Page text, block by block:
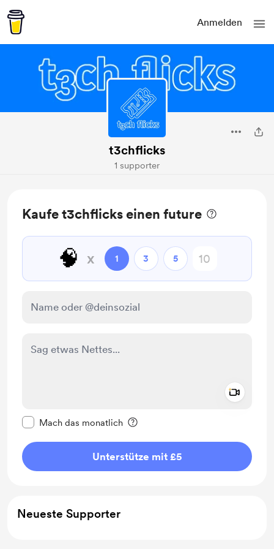
Anmelden
t3chflicks
1 supporter
Kaufe t3chflicks einen future
🧠 x 1 3 5
Mach das monatlich
Unterstütze mit £5
Neueste Supporter